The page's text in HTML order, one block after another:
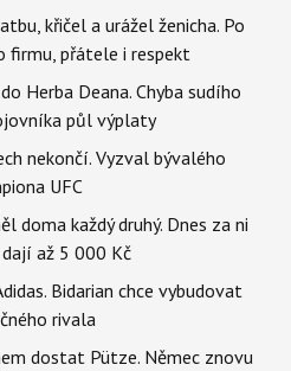
křičel a urážel ženicha. Po
firmu, přátele i respekt
Herba Deana. Chyba sudího
půl výplaty
nekončí. Vyzval bývalého
UFC
doma každý druhý. Dnes za ni
až 5 000 Kč
Bidarian chce vybudovat
rivala
dostat Pütze. Němec znovu